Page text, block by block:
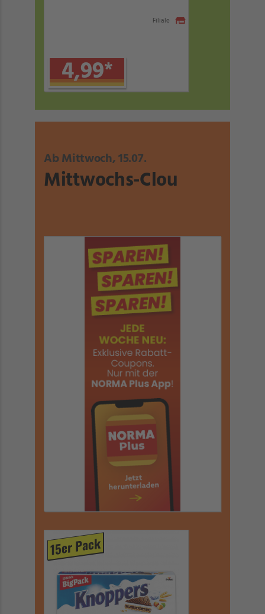
4,99*
Filiale
Ab Mittwoch, 15.07.
Mittwochs-Clou
15er Pack